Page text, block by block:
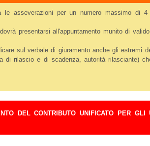
le asseverazioni per un numero massimo di 4
presentarsi all'appuntamento munito di
sul verbale di giuramento anche gli estremi
di rilascio e di scadenza, autorità rilasciante)
DEL CONTRIBUTO UNIFICATO PER GLI